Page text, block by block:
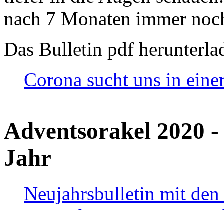
nach 7 Monaten immer
Das Bulletin pdf
Corona sucht uns in
Adventsorakel 2020
Jahr
Neujahrsbulletin mit den